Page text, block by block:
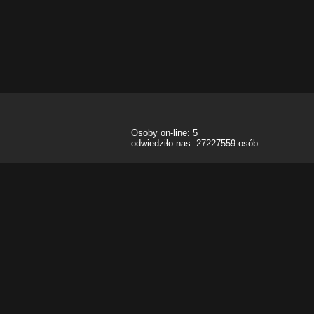
Osoby on-line: 5
odwiedziło nas: 27227559 osób